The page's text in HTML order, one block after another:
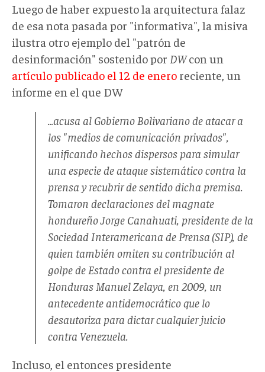
Luego de haber expuesto la arquitectura falaz
de esa nota pasada por "informativa", la misiva
ilustra otro ejemplo del "patrón de
desinformación" sostenido por DWcon un
artículo publicado el 12 de enero reciente, un
informe en el que DW
acusa al Gobierno Bolivariano de atacar a
los "medios de comunicación privados",
unificando hechos dispersos para simular
una especie de ataque sistemático contra la
prensa y recubrir de sentido dicha premisa.
Tomaron declaraciones del magnate
hondureño Jorge Canahuati, presidente de la
Sociedad Interamericana de Prensa (SIP), de
quien también omiten su contribución al
golpe de Estado contra el presidente de
Honduras Manuel Zelaya, en 2009, un
antecedente antidemocrático que lo
desautoriza para dictar cualquier juicio
contra Venezuela.
Incluso, el entonces presidente